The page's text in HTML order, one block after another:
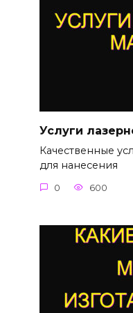
Услуги
Качественные
для нанесения
0 600